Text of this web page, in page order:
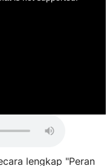
lengkap "Peran